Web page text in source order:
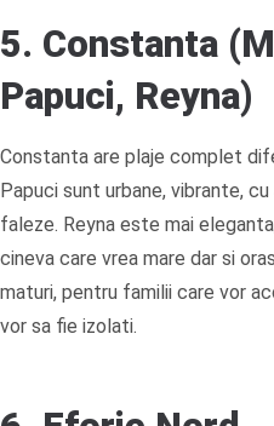
5. Constanta
Papuci, Reyna)
Constanta are plaje complet
Papuci sunt urbane, vibrante,
faleze. Reyna este mai
cineva care vrea mare dar si
maturi, pentru familii care vor
vor sa fie izolati.